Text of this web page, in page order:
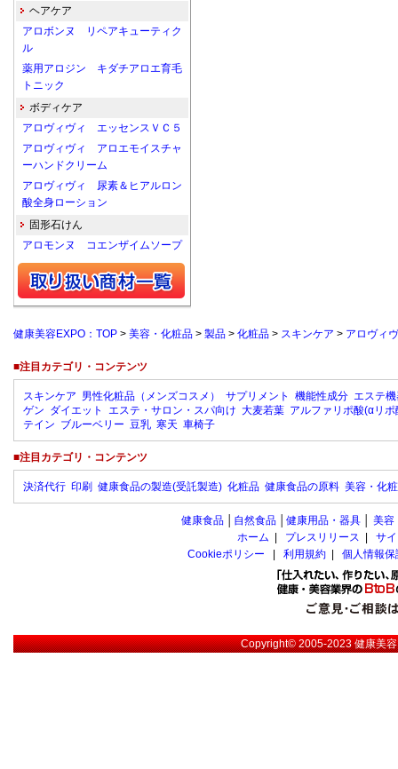
ヘアケア
アロボンヌ リペアキューティク
ル
薬用アロジン キダチアロエ育毛
トニック
ボディケア
アロヴィヴィ エッセンスＶＣ５
アロヴィヴィ アロエモイスチャ
ーハンドクリーム
アロヴィヴィ 尿素＆ヒアルロン
酸全身ローション
固形石けん
アロモンヌ コエンザイムソープ
健康美容EXPO：TOP > 美容・化粧品 > 製品 > 化粧品 > スキンケア > アロヴィ
■注目カテゴリ・コンテンツ
スキンケア 男性化粧品（メンズコスメ） サプリメント 機能性成分 エステ
ゲン ダイエット エステ・サロン・スパ向け 大麦若葉 アルファリポ酸(αリポ
テイン ブルーベリー 豆乳 寒天 車椅子
■注目カテゴリ・コンテンツ
決済代行 印刷 健康食品の製造(受託製造) 化粧品 健康食品の原料 美容・化
健康食品 自然食品 健康用品・器具 美容
ホーム
プレスリリース
サ
Cookieポリシー
利用規約 個人情報
Copyright© 2005-2023健康美